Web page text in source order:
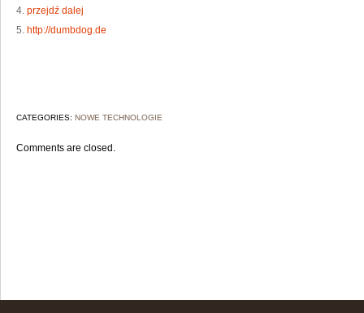
4. przejdź dalej
5. http://dumbdog.de
CATEGORIES: NOWE TECHNOLOGIE
Comments are closed.